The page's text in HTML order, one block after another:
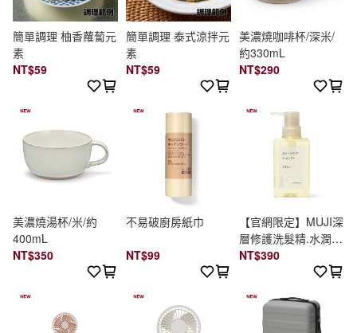
簡單調理 柚香蘿蔔元
素
NT$59
簡單調理 泰式涼拌元
素
NT$59
美濃燒咖啡杯/深米/
約330mL
NT$290
美濃燒湯杯/米/約
400mL
NT$350
不易破廚房紙巾
NT$99
【官網限定】MUJI深
層修護洗髮精.水潤保
濕/400ml
NT$390